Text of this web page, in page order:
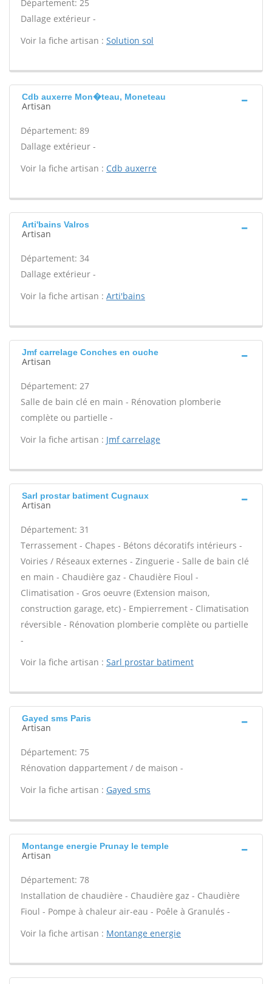
Département: 25
Dallage extérieur -
Voir la fiche artisan : Solution sol
Cdb auxerre Mon�teau, Moneteau
Artisan
Département: 89
Dallage extérieur -
Voir la fiche artisan : Cdb auxerre
Arti'bains Valros
Artisan
Département: 34
Dallage extérieur -
Voir la fiche artisan : Arti'bains
Jmf carrelage Conches en ouche
Artisan
Département: 27
Salle de bain clé en main - Rénovation plomberie
complète ou partielle -
Voir la fiche artisan : Jmf carrelage
Sarl prostar batiment Cugnaux
Artisan
Département: 31
Terrassement - Chapes - Bétons décoratifs intérieurs -
Voiries / Réseaux externes - Zinguerie - Salle de bain clé
en main - Chaudière gaz - Chaudière Fioul -
Climatisation - Gros oeuvre (Extension maison,
construction garage, etc) - Empierrement - Climatisation
réversible - Rénovation plomberie complète ou partielle
-
Voir la fiche artisan : Sarl prostar batiment
Gayed sms Paris
Artisan
Département: 75
Rénovation dappartement / de maison -
Voir la fiche artisan : Gayed sms
Montange energie Prunay le temple
Artisan
Département: 78
Installation de chaudière - Chaudière gaz - Chaudière
Fioul - Pompe à chaleur air-eau - Poêle à Granulés -
Voir la fiche artisan : Montange energie